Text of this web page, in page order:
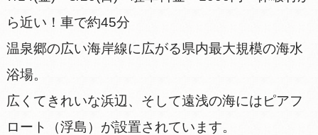
ら近い！車で約45分
温泉郷の広い海岸線に広がる県内最大規模の海水
浴場。
広くてきれいな浜辺、そして遠浅の海にはピアフ
ロート（浮島）が設置されています。